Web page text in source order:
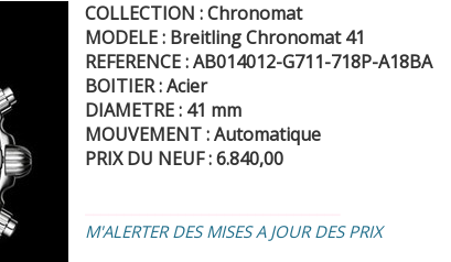
COLLECTION : Chronomat
MODELE : Breitling Chronomat 41
REFERENCE : AB014012-G711-718P-A18BA
BOITIER : Acier
DIAMETRE : 41 mm
MOUVEMENT : Automatique
PRIX DU NEUF : 6.840,00
M'ALERTER DES MISES A JOUR DES PRIX